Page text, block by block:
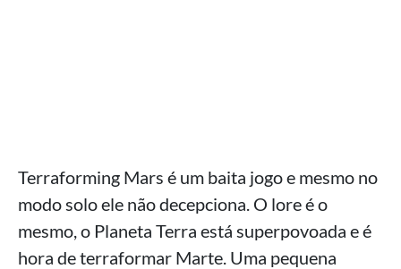
Terraforming Mars é um baita jogo e mesmo no
modo solo ele não decepciona. O lore é o
mesmo, o Planeta Terra está superpovoada e é
hora de terraformar Marte. Uma pequena